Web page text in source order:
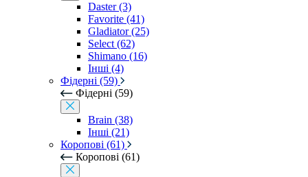
Daster (3)
Favorite (41)
Gladiator (25)
Select (62)
Shimano (16)
Інші (4)
Фідерні (59)
Фідерні (59)
Brain (38)
Інші (21)
Коропові (61)
Коропові (61)